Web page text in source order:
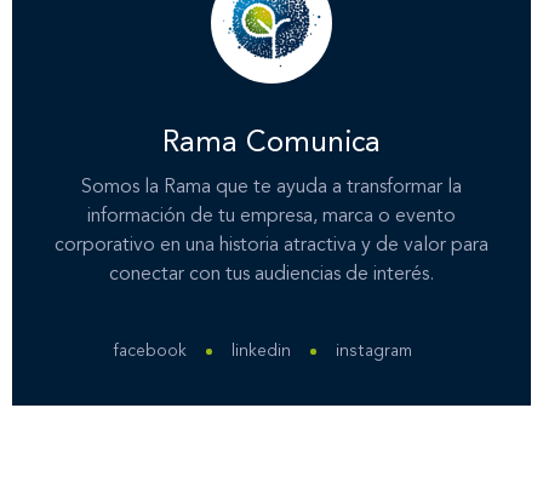
Rama Comunica
Somos la Rama que te ayuda a transformar la
información de tu empresa, marca o evento
corporativo en una historia atractiva y de valor para
conectar con tus audiencias de interés.
facebook linkedin instagram